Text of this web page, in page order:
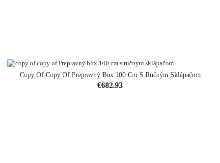
Copy Of Copy Of Prepravný Box 100 Cm S Ručným Sklápačom
Price
€682.93